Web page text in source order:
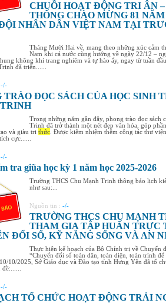
CHUỖI HOẠT ĐỘNG TRI ÂN
THỐNG CHÀO MỪNG 81
NHÂN DÂN VIỆT NAM TẠI
Tháng Mười Hai về, mang theo những xúc cảm
Nam khi cả nước cùng hướng về ngày 22/12 –
không khí trang nghiêm và tự hào ấy, ngay từ tuần
đã triển......
-/-
TRÀO ĐỌC SÁCH CỦA HỌC SINH
Trong những năm gần đây, phong trào đọc sách
Trinh đã trở thành một nét đẹp văn hóa, góp
và giàu tri thức . Được kiêm nhiệm thêm công tác thư
cực......
-/-
tra giũa học kỳ 1 năm học 2025-2026
Trường THCS Chu Mạnh Trinh thông báo lịch
như sau:...
Nguồn tin : -/-
TRƯỜNG THCS CHU MẠNH
THAM GIA TẬP HUẤN TRỰC
ĐỔI SỐ, KỸ NĂNG SỐNG VÀ AN
Thực hiện kế hoạch của Bộ Chính trị về Chuyển
“Chuyển đổi số toàn dân, toàn diện, toàn trình
10/2025, Sở Giáo dục và Đào tạo tỉnh Hưng Yên đã tổ
-/-
TỔ CHỨC HOẠT ĐỘNG TRẢI